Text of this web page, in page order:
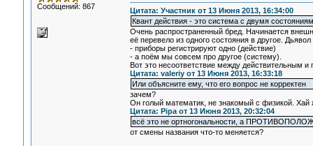
Сообщений: 867
Цитата: Участник от 13 Июня 2013, 16:34:00
Квант действия - это система с двумя
Очень распространенный бред. Начинается
её перевело из одного состояния в другое. Дьявол
- приборы регистрируют одно (действие)
- а поём мы совсем про другое (систему).
Вот это несоответствие между действительным и
Цитата: valeriy от 13 Июня 2013, 16:33:18
Или объясните ему, что его вопрос не корректен
зачем?
Он голый математик, не знакомый с физикой. Хай
Цитата: Pipa от 13 Июня 2013, 20:32:04
всё это не ортногональности, а
от смены названия что-то меняется?